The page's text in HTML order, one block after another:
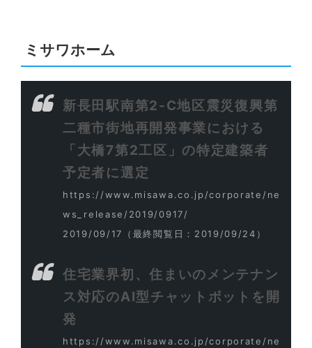
ミサワホーム
新長田駅南第2-C地区震災復興第
二種市街地再開発事業における
「大橋7第2工区」の特定建築者
予定者に選定
https://www.misawa.co.jp/corporate/ne
ws_release/2019/0917/
2019/09/17
（最終閲覧日：2019/09/24）
住宅業界初、住まいのメンテナン
ス対応のAI型チャットボットを開
発
https://www.misawa.co.jp/corporate/ne